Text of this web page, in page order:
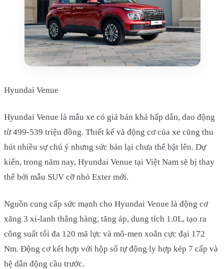
Hyundai Venue
Hyundai Venue là mẫu xe có giá bán khá hấp dẫn, dao động
từ 499-539 triệu đồng. Thiết kế và động cơ của xe cũng thu
hút nhiều sự chú ý nhưng sức bán lại chưa thể bật lên. Dự
kiến, trong năm nay, Hyundai Venue tại Việt Nam sẽ bị thay
thế bởi mẫu SUV cỡ nhỏ Exter mới.
Nguồn cung cấp sức mạnh cho Hyundai Venue là động cơ
xăng 3 xi-lanh thẳng hàng, tăng áp, dung tích 1.0L, tạo ra
công suất tối đa 120 mã lực và mô-men xoắn cực đại 172
Nm. Động cơ kết hợp với hộp số tự động ly hợp kép 7 cấp và
hệ dẫn động cầu trước.